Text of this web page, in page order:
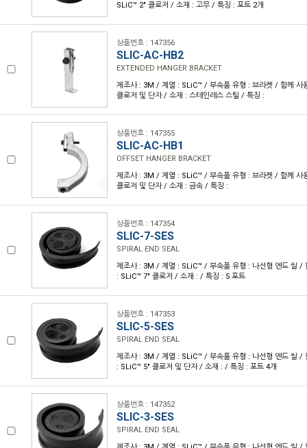
SLiC™ 2" 클로저 / 소재 : 고무 / 특징 : 포트 2개
상품번호 : 147356
SLIC-AC-HB2
EXTENDED HANGER BRACKET
제조사 : 3M / 계열 : SLiC™ / 부속품 유형 : 브라켓 / 함께 사
클로저 및 단자 / 소재 : 스테인레스 스틸 / 특징 :
상품번호 : 147355
SLIC-AC-HB1
OFFSET HANGER BRACKET
제조사 : 3M / 계열 : SLiC™ / 부속품 유형 : 브라켓 / 함께 사
클로저 및 단자 / 소재 : 금속 / 특징 :
상품번호 : 147354
SLIC-7-SES
SPIRAL END SEAL
제조사 : 3M / 계열 : SLiC™ / 부속품 유형 : 나선형 엔드 씰 /
: SLiC™ 7" 클로저 / 소재 : / 특징 : 5 포트
상품번호 : 147353
SLIC-5-SES
SPIRAL END SEAL
제조사 : 3M / 계열 : SLiC™ / 부속품 유형 : 나선형 엔드 씰 /
: SLiC™ 5" 클로저 및 단자 / 소재 : / 특징 : 포트 4개
상품번호 : 147352
SLIC-3-SES
SPIRAL END SEAL